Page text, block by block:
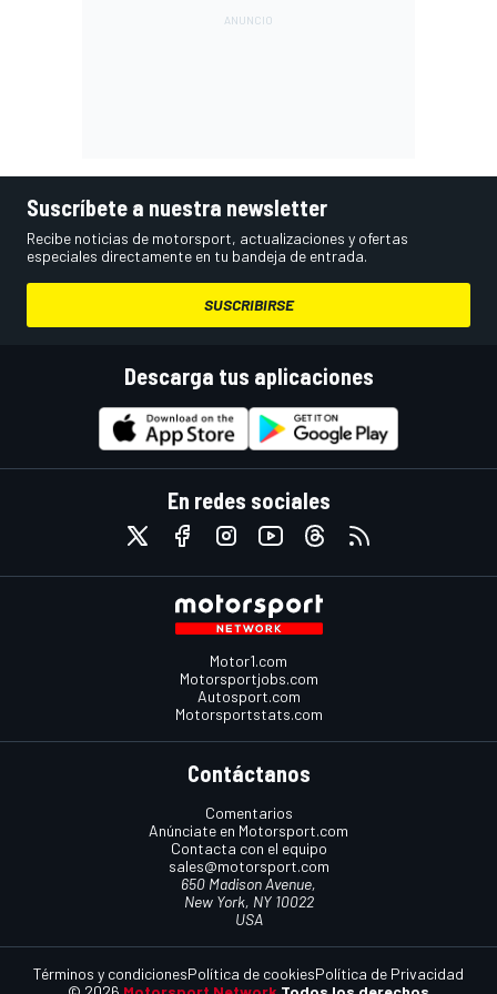
Suscríbete a nuestra newsletter
Recibe noticias de motorsport, actualizaciones y ofertas
especiales directamente en tu bandeja de entrada.
SUSCRIBIRSE
Descarga tus aplicaciones
En redes sociales
Motor1.com
Motorsportjobs.com
Autosport.com
Motorsportstats.com
Contáctanos
Comentarios
Anúnciate en Motorsport.com
Contacta con el equipo
sales@motorsport.com
650 Madison Avenue,
New York, NY 10022
USA
Términos y condicionesPolítica de cookiesPolítica de Privacidad